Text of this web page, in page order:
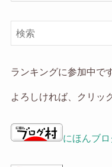
ー
カ
ブ
ランキングに参加中です
よろしければ、クリッ
にほんブ